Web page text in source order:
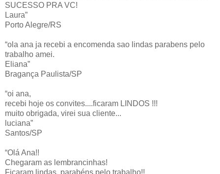
SUCESSO PRA VC!
Laura”
Porto Alegre/RS
“ola ana ja recebi a encomenda sao lindas parabens pelo
trabalho amei.
Eliana”
Bragança Paulista/SP
“oi ana,
recebi hoje os convites....ficaram LINDOS !!!
muito obrigada, virei sua cliente...
luciana”
Santos/SP
“Olá Ana!!
Chegaram as lembrancinhas!
Ficaram lindas, parabéns pelo trabalho!!